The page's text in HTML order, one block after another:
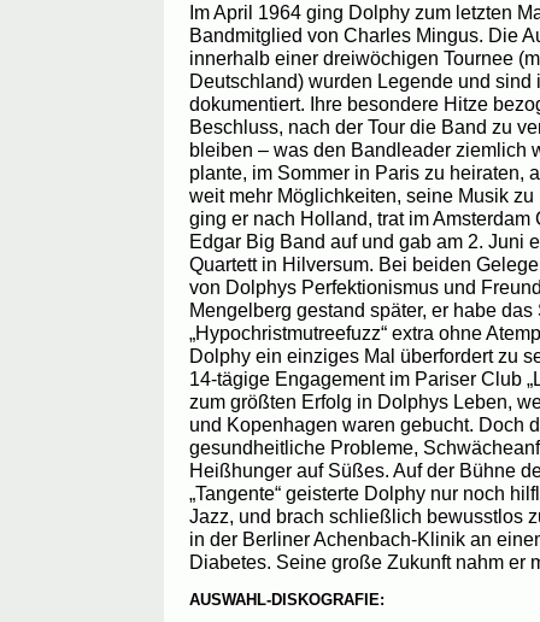
Im April 1964 ging Dolphy zum letzten
Bandmitglied von Charles Mingus. Die
innerhalb einer dreiwöchigen Tournee
Deutschland) wurden Legende und sind
dokumentiert. Ihre besondere Hitze
Beschluss, nach der Tour die Band zu
bleiben – was den Bandleader ziemlich
plante, im Sommer in Paris zu heiraten,
weit mehr Möglichkeiten, seine Musik
ging er nach Holland, trat im
Edgar Big Band auf und gab am 2. Juni
Quartett in Hilversum. Bei beiden
von Dolphys Perfektionismus und
Mengelberg gestand später, er habe das
„Hypochristmutreefuzz“ extra ohne
Dolphy ein einziges Mal überfordert zu
14-tägige Engagement im Pariser Club
zum größten Erfolg in Dolphys Leben,
und Kopenhagen waren gebucht. Doch
gesundheitliche Probleme,
Heißhunger auf Süßes. Auf der Bühne
„Tangente“ geisterte Dolphy nur noch
Jazz, und brach schließlich bewusstlos
in der Berliner Achenbach-Klinik an
Diabetes. Seine große Zukunft nahm er
AUSWAHL-DISKOGRAFIE: